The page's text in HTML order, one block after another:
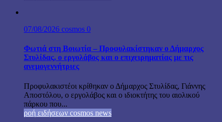
07/08/2026 cosmos 0
Φωτιά στη Βοιωτία – Προφυλακίστηκαν ο Δήμαρχος
Στυλίδας, ο εργολάβος και ο επιχειρηματίας με τις
ανεμογεννήτριες
Προφυλακιστέοι κρίθηκαν ο Δήμαρχος Στυλίδας, Γιάννης
Αποστόλου, ο εργολάβος και ο ιδιοκτήτης του αιολικού
πάρκου που...
ροή ειδήσεων cosmos news